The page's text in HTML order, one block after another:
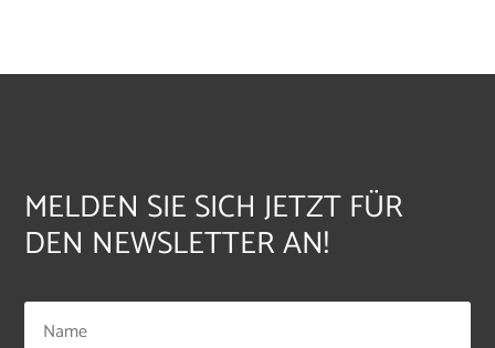
MELDEN SIE SICH JETZT FÜR
DEN NEWSLETTER AN!